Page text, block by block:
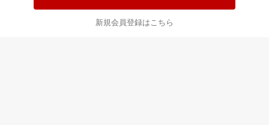
新規会員登録はこちら